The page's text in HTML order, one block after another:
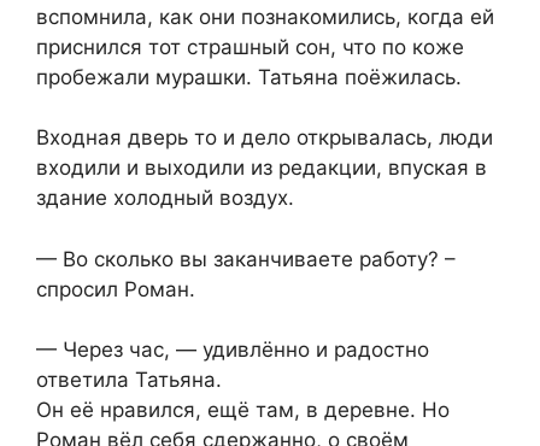
вспомнила, как они познакомились, когда ей
приснился тот страшный сон, что по коже
пробежали мурашки. Татьяна поёжилась.
Входная дверь то и дело открывалась, люди
входили и выходили из редакции, впуская в
здание холодный воздух.
— Во сколько вы заканчиваете работу? –
спросил Роман.
— Через час, — удивлённо и радостно
ответила Татьяна.
Он её нравился, ещё там, в деревне. Но
Роман вёл себя сдержанно, о своём